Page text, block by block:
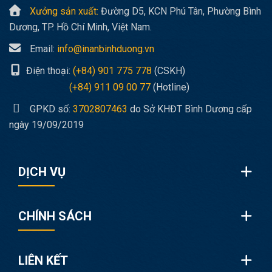
Xưởng sản xuất: Đường D5, KCN Phú Tân, Phường Bình
Dương, TP. Hồ Chí Minh, Việt Nam.
Email: info@inanbinhduong.vn
Điện thoại: (+84) 901 775 778 (CSKH)
(+84) 911 09 00 77 (Hotline)
GPKD số: 3702807463 do Sở KHĐT Bình Dương cấp
ngày 19/09/2019
DỊCH VỤ
CHÍNH SÁCH
LIÊN KẾT